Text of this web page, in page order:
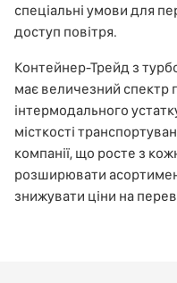
спеціальні умови для
доступ повітря.
Контейнер-Трейд з
має величезний спектр
інтермодального
місткості
компанії, що росте з
розширювати
знижувати ціни на